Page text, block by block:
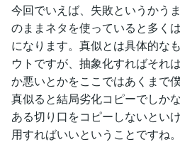
今回でいえば、失敗というかう
のままネタを使っていると多く
になります。真似とは具体的な
ウトですが、抽象化すればそれ
か悪いとかをここではあくまで
真似ると結局劣化コピーでしか
ある切り口をコピーしないとい
用すればいいということですね。